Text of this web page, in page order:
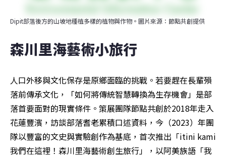
Dipit部落後方的山坡地種植多樣的植物與作物。圖片來源：節點共創提供
森川里海藝術小旅行
人口外移與文化保存是原鄉面臨的挑戰。若要趕在長輩殞
落前傳承文化，「如何將傳統智慧轉換為生存機會」是部
落首要面對的現實條件。策展團隊節點共創於2018年走入
花蓮豐濱，訪談部落耆老累積口述資料，今（2023）年團
隊以豐富的文史與實驗創作為基底，首次推出「itini kami
我們在這裡！森川里海藝術創生旅行」，以阿美族語「我